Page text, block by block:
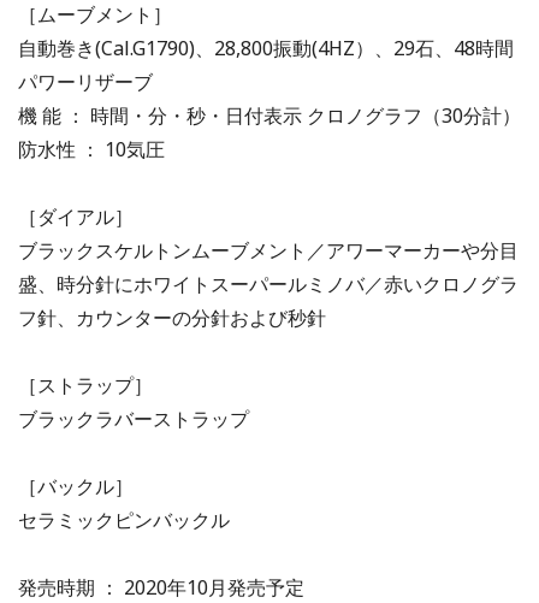
［ムーブメント］
自動巻き(Cal.G1790)、28,800振動(4HZ）、29石、48時間
パワーリザーブ
機 能 ： 時間・分・秒・日付表示 クロノグラフ（30分計）
防水性 ： 10気圧
［ダイアル］
ブラックスケルトンムーブメント／アワーマーカーや分目
盛、時分針にホワイトスーパールミノバ／赤いクロノグラ
フ針、カウンターの分針および秒針
［ストラップ］
ブラックラバーストラップ
［バックル］
セラミックピンバックル
発売時期 ： 2020年10月発売予定